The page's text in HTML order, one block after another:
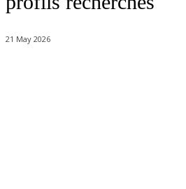
21 May 2026